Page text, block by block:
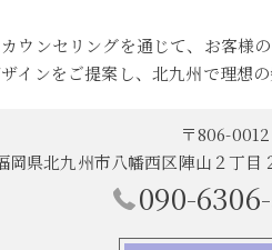
ウンセリングを通じて、お客様
インをご提案し、北九州で理想の
〒806-0012
岡県北九州市八幡西区陣山２丁目
090-